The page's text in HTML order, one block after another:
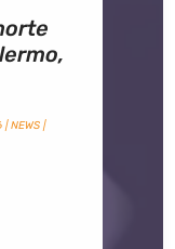
|NEWS|